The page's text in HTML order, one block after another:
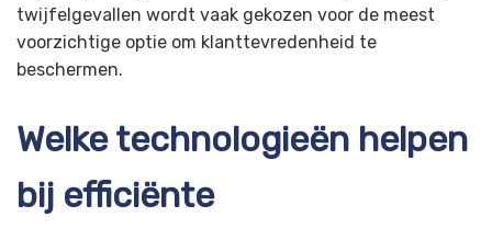
twijfelgevallen wordt vaak gekozen voor de meest
voorzichtige optie om klanttevredenheid te
beschermen.
Welke technologieën helpen
bij efficiënte